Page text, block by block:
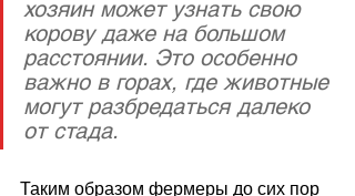
хозяин может узнать свою
корову даже на большом
расстоянии. Это особенно
важно в горах, где животные
могут разбредаться далеко
от стада.
Таким образом фермеры до сих пор